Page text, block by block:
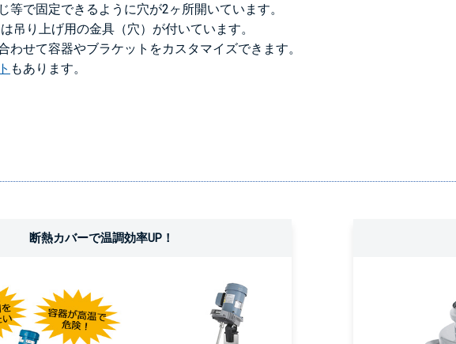
等で固定できるように穴が2ヶ所開いています。
吊り上げ用の金具（穴）が付いています。
わせて容器やブラケットをカスタマイズできます。
もあります。
断熱カバーで温調効率UP！